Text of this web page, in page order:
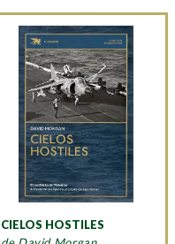
CIELOS HOSTILES